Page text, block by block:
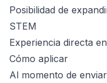
Posibilidad de
STEM
Experiencia directa
Cómo aplicar
Al momento de